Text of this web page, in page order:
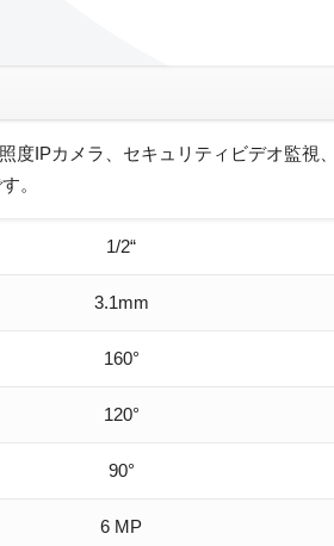
度IPカメラ、セキュリティビデオ監視
。
1/2“
3.1mm
160°
120°
90°
6 MP